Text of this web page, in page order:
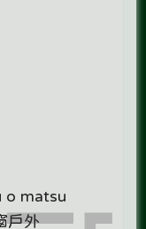
o matsu
戶外